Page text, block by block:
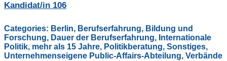
Kandidat/in 106
Categories: Berlin, Berufserfahrung, Bildung und
Forschung, Dauer der Berufserfahrung, Internationale
Politik, mehr als 15 Jahre, Politikberatung, Sonstiges,
Unternehmenseigene Public-Affairs-Abteilung, Verbände